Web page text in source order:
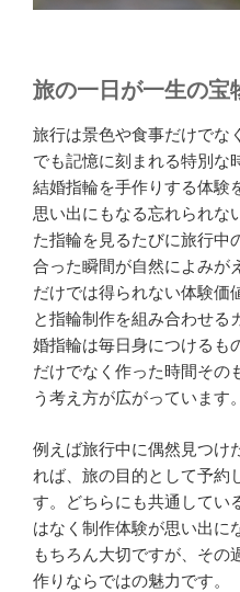
旅の一日が一生の宝
旅行は景色や食事だけでな
でも記憶に刻まれる特別な
結婚指輪を手作りする体験
思い出にもなる忘れられな
た指輪を見るたびに旅行中
合った瞬間が自然によみが
だけでは得られない体験価
と指輪制作を組み合わせる
婚指輪は毎日身につけるも
だけでなく作った時間その
う考え方が広がっています。
例えば旅行中に偶然見つけ
れば、旅の目的として予約
す。どちらにも共通してい
はなく制作体験が思い出に
もちろん大切ですが、その
作りならではの魅力です。